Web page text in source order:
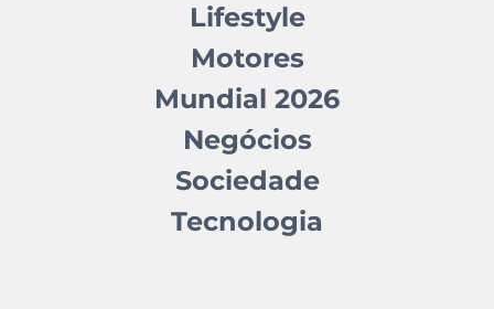
Lifestyle
Motores
Mundial 2026
Negócios
Sociedade
Tecnologia